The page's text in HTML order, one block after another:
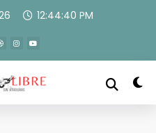
12:44:40 PM